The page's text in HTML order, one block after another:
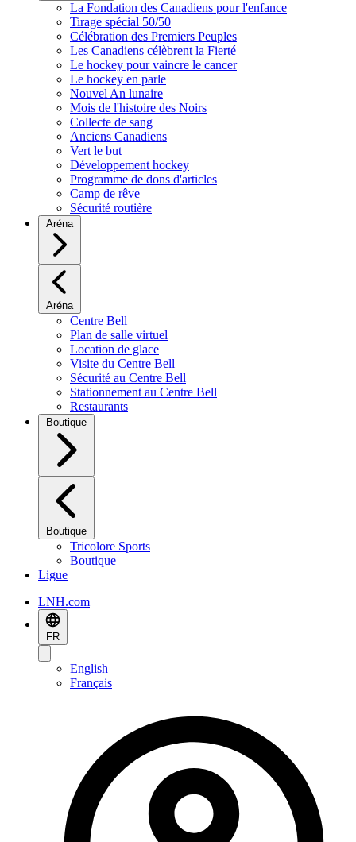
La Fondation des Canadiens pour l'enfance
Tirage spécial 50/50
Célébration des Premiers Peuples
Les Canadiens célèbrent la Fierté
Le hockey pour vaincre le cancer
Le hockey en parle
Nouvel An lunaire
Mois de l'histoire des Noirs
Collecte de sang
Anciens Canadiens
Vert le but
Développement hockey
Programme de dons d'articles
Camp de rêve
Sécurité routière
Aréna
Aréna
Centre Bell
Plan de salle virtuel
Location de glace
Visite du Centre Bell
Sécurité au Centre Bell
Stationnement au Centre Bell
Restaurants
Boutique
Boutique
Tricolore Sports
Boutique
Ligue
LNH.com
FR
English
Français